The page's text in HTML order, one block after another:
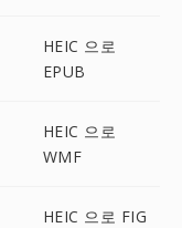
HEIC 으로
EPUB
HEIC 으로
WMF
HEIC 으로 FIG